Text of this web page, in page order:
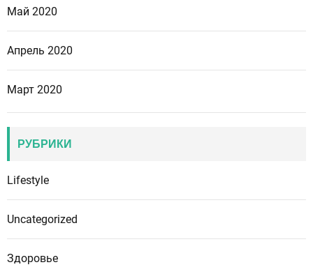
Май 2020
Апрель 2020
Март 2020
РУБРИКИ
Lifestyle
Uncategorized
Здоровье